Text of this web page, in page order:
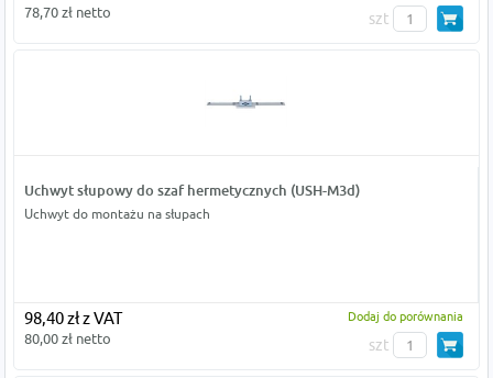
78,70 zł netto szt
Uchwyt słupowy do szaf hermetycznych (USH-M3d)
Uchwyt do montażu na słupach
98,40 zł z VAT
80,00 zł netto
Dodaj do porównania
szt